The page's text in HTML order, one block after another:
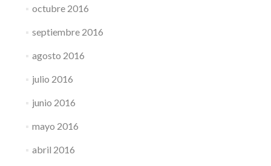
octubre 2016
septiembre 2016
agosto 2016
julio 2016
junio 2016
mayo 2016
abril 2016